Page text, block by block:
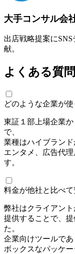
大手コンサル会
出店戦略提案に
献。
よくある質問
どのような企業が
東証１部上場企業
で、
業種はハイブラン
エンタメ、広告代
す。
料金が他社と比べ
弊社はクライアン
提供することで、
た。
企業向けツールで
ボックスなパッケ